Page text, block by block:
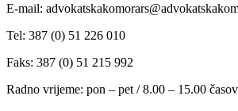
E-mail:
Tel: 387 (0) 51 226 010
Faks: 387 (0) 51 215 992
Radno vrijeme: pon – pet / 8.00 – 15.00